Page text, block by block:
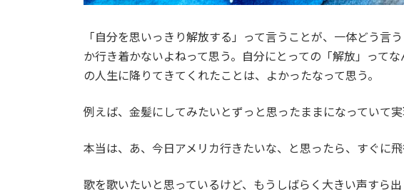
「自分を思いっきり解放する」って言うことが、一体どう言
か行き着かないよねって思う。自分にとっての「解放」って
の人生に降りてきてくれたことは、よかったなって思う。
例えば、金髪にしてみたいとずっと思ったままになっていて
本当は、あ、今日アメリカ行きたいな、と思ったら、すぐに
歌を歌いたいと思っているけど、もうしばらく大きい声すら出